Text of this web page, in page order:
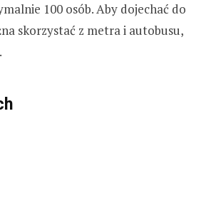
100 osób. Aby dojechać do
skorzystać z metra i autobusu,